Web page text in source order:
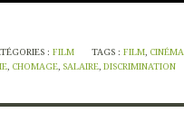
: FILM TAGS :FILM, CINÉMA
, CHOMAGE, SALAIRE, DISCRIMINATION